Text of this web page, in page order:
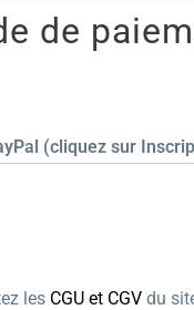
de
(cliquez sur
les CGU et CGV du